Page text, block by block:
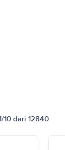
10 dari 12840